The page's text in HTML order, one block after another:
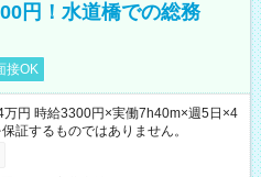
円！水道橋での総務
接OK
円 時給3300円×実働7h40m×週5日×4
証するものではありません。